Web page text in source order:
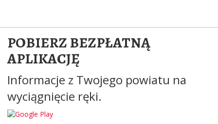
POBIERZ BEZPŁATNĄ
APLIKACJĘ
Informacje z Twojego powiatu na
wyciągnięcie ręki.